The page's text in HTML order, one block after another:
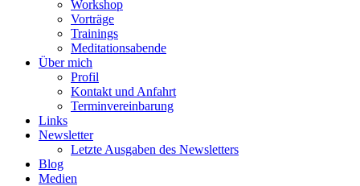
Workshop
Vorträge
Trainings
Meditationsabende
Über mich
Profil
Kontakt und Anfahrt
Terminvereinbarung
Links
Newsletter
Letzte Ausgaben des Newsletters
Blog
Medien